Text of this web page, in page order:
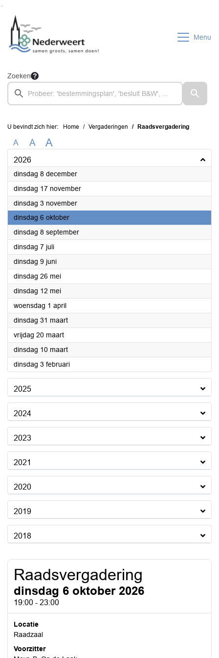
Menu
Zoeken
U bevindt zich hier: Home Vergaderingen Raadsvergadering
A A A
2026
dinsdag 8 december2026
dinsdag 17 november2026
dinsdag 3 november2026
dinsdag 6 oktober2026
dinsdag 8 september2026
dinsdag 7 juli2026
dinsdag 9 juni2026
dinsdag 26 mei2026
dinsdag 12 mei2026
woensdag 1 april2026
dinsdag 31 maart2026
vrijdag 20 maart2026
dinsdag 10 maart2026
dinsdag 3 februari2026
2025
2024
2023
2021
2020
2019
2018
Raadsvergadering
dinsdag 6 oktober 2026
19:00 - 23:00
Locatie
Raadzaal
Voorzitter